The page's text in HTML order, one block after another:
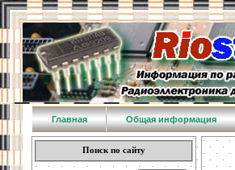
Главная Общая информация
Поиск по сайту